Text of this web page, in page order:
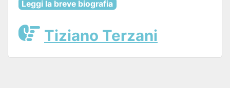
Leggi la breve biografia
Tiziano Terzani